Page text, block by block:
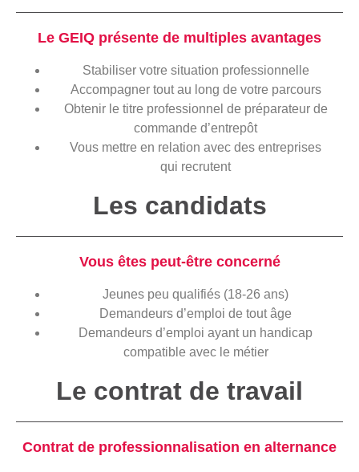
Le GEIQ présente de multiples avantages
Stabiliser votre situation professionnelle
Accompagner tout au long de votre parcours
Obtenir le titre professionnel de préparateur de
commande d’entrepôt
Vous mettre en relation avec des entreprises
qui recrutent
Les candidats
Vous êtes peut-être concerné
Jeunes peu qualifiés (18-26 ans)
Demandeurs d’emploi de tout âge
Demandeurs d’emploi ayant un handicap
compatible avec le métier
Le contrat de travail
Contrat de professionnalisation en alternance